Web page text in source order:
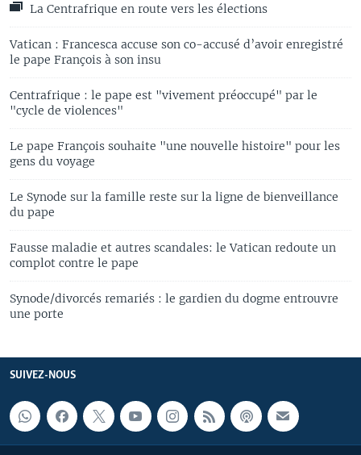
La Centrafrique en route vers les élections
Vatican : Francesca accuse son co-accusé d’avoir enregistré
le pape François à son insu
Centrafrique : le pape est "vivement préoccupé" par le
"cycle de violences"
Le pape François souhaite "une nouvelle histoire" pour les
gens du voyage
Le Synode sur la famille reste sur la ligne de bienveillance
du pape
Fausse maladie et autres scandales: le Vatican redoute un
complot contre le pape
Synode/divorcés remariés : le gardien du dogme entrouvre
une porte
SUIVEZ-NOUS